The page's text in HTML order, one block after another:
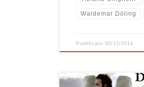
Waldemar Döling
Pubblicato30/12/2014